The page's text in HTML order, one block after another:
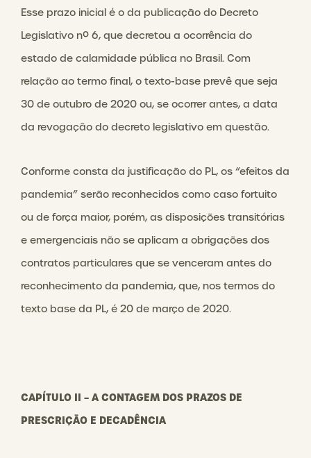
Esse prazo inicial é o da publicação do Decreto
Legislativo nº 6, que decretou a ocorrência do
estado de calamidade pública no Brasil. Com
relação ao termo final, o texto-base prevê que seja
30 de outubro de 2020 ou, se ocorrer antes, a data
da revogação do decreto legislativo em questão.
Conforme consta da justificação do PL, os “efeitos da
pandemia” serão reconhecidos como caso fortuito
ou de força maior, porém, as disposições transitórias
e emergenciais não se aplicam a obrigações dos
contratos particulares que se venceram antes do
reconhecimento da pandemia, que, nos termos do
texto base da PL, é 20 de março de 2020.
CAPÍTULO II – A CONTAGEM DOS PRAZOS DE
PRESCRIÇÃO E DECADÊNCIA